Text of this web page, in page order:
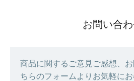
お問い合
商品に関するご意見ご感想、
ちらのフォームよりお気軽にお